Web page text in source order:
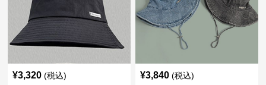
¥3,320 (税込) ¥3,840 (税込)